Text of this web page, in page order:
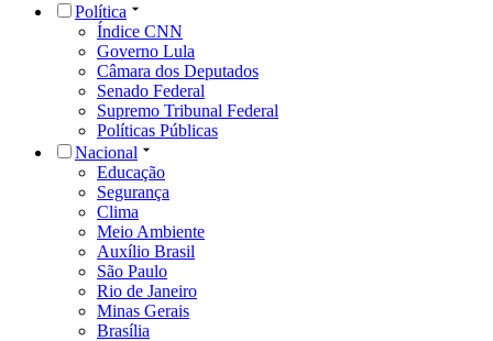
Política
Índice CNN
Governo Lula
Câmara dos Deputados
Senado Federal
Supremo Tribunal Federal
Políticas Públicas
Nacional
Educação
Segurança
Clima
Meio Ambiente
Auxílio Brasil
São Paulo
Rio de Janeiro
Minas Gerais
Brasília